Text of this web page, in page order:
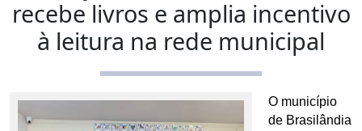
recebe livros e amplia incentivo
à leitura na rede municipal
O município
de Brasilândia